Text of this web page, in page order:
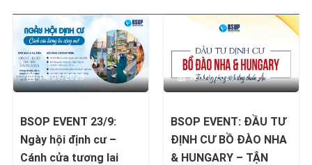
14/09/2023
BSOP EVENT 23/9:
Ngày hội định cư –
Cánh cửa tương lai
12/09/2023
BSOP EVENT: ĐẦU TƯ
ĐỊNH CƯ BỒ ĐÀO NHA
& HUNGARY – TẬN